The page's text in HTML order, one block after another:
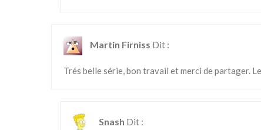
Martin Firniss Dit :
Trés belle série, bon travail et merci de partager.
Snash Dit :